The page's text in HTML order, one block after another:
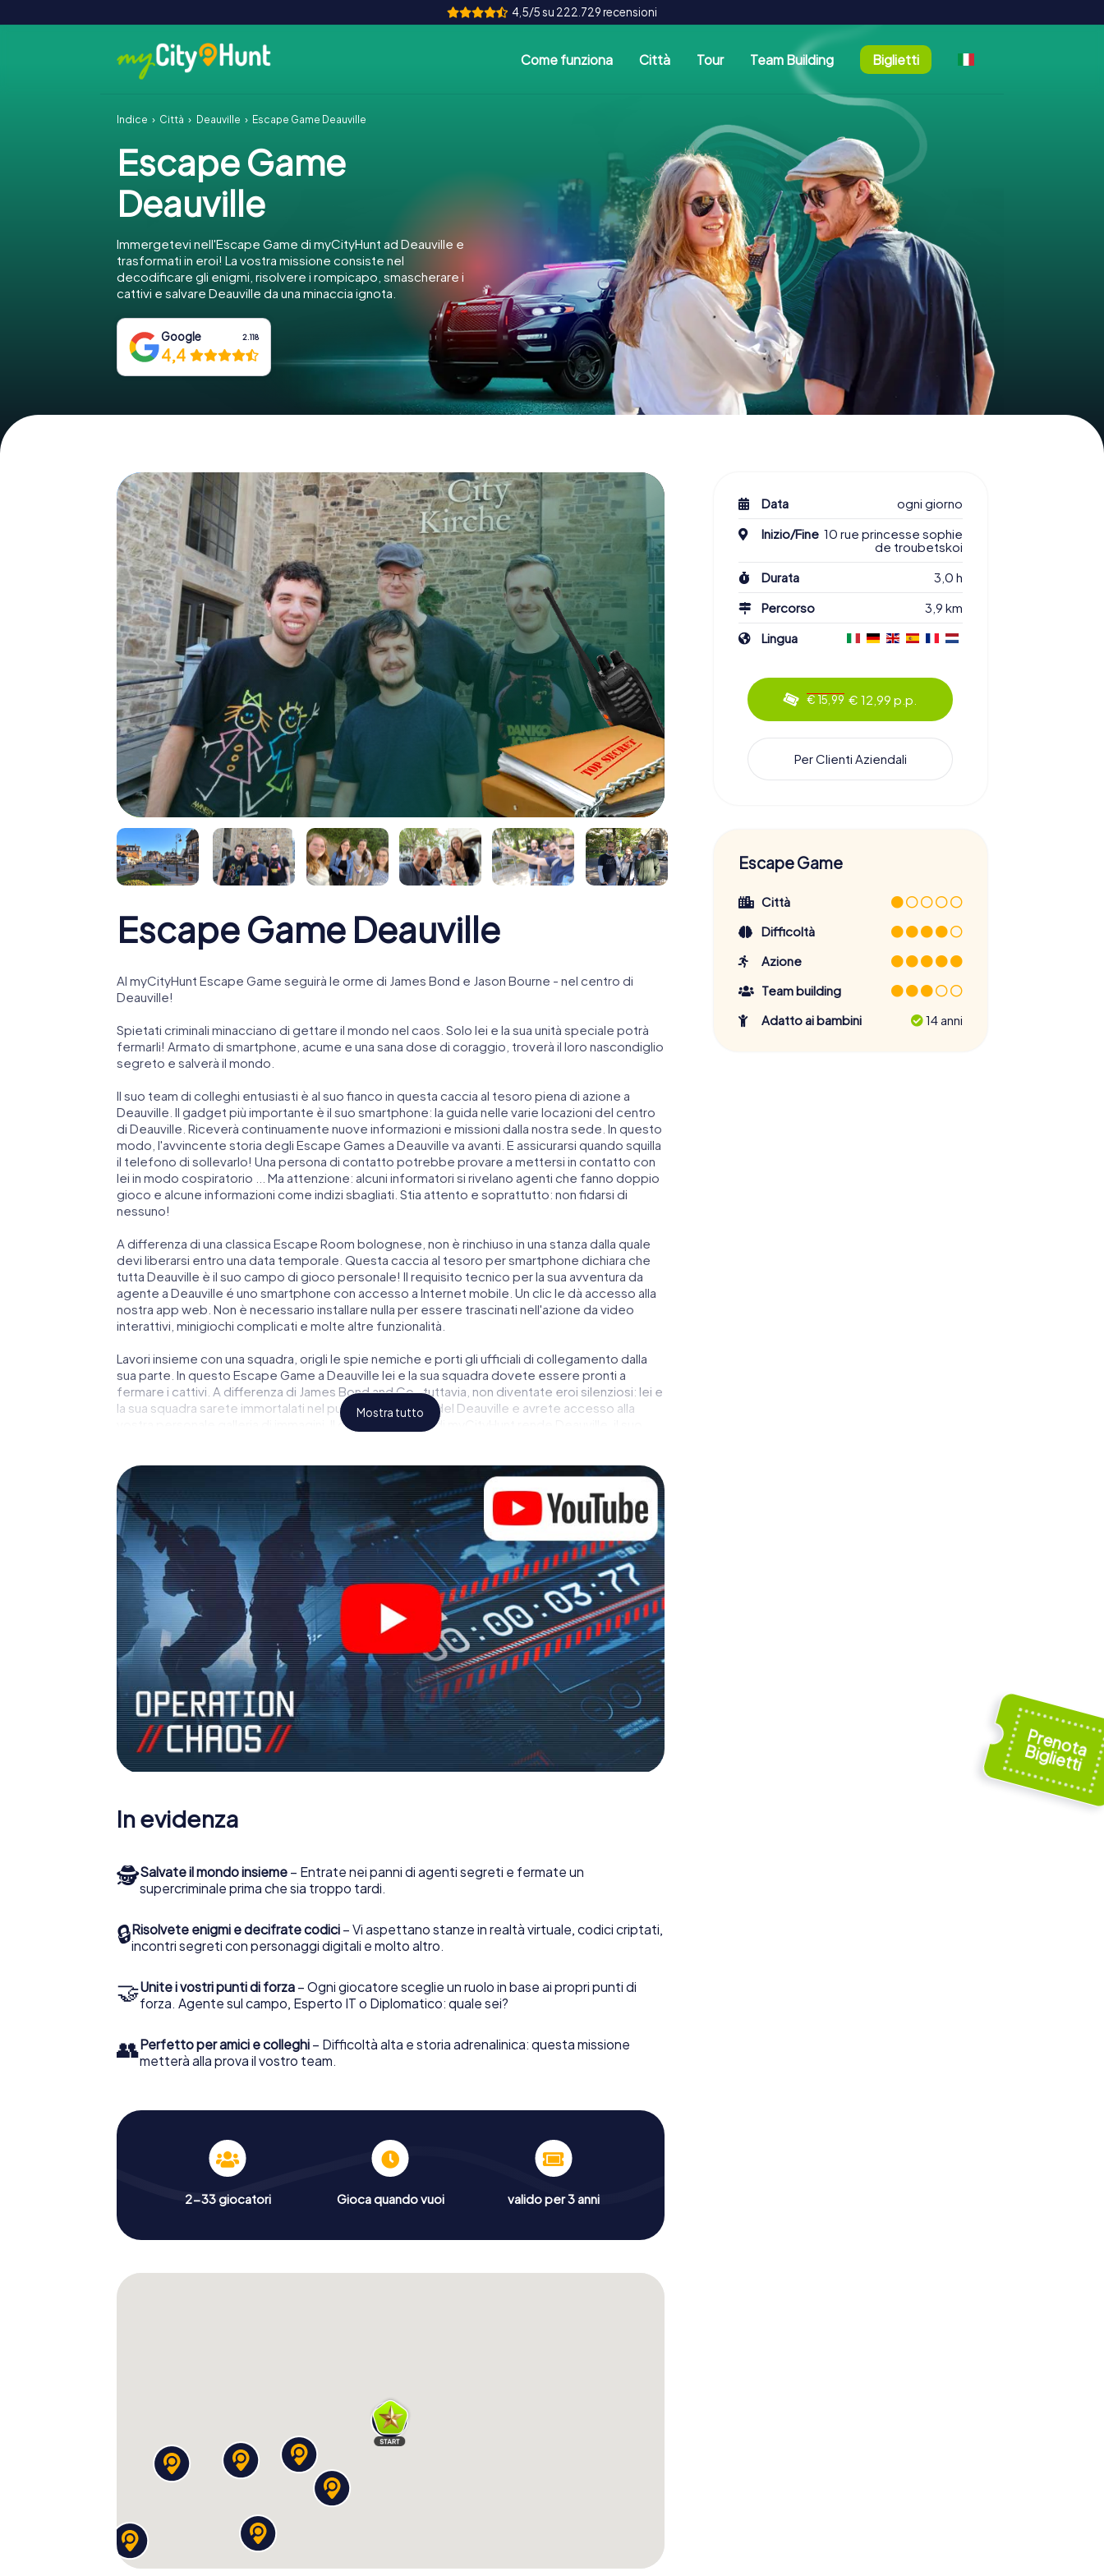
4,5/5 su 222.729 recensioni
Come funziona Città Tour Team Building Biglietti
Indice Città Deauville Escape Game Deauville
Escape Game
Deauville
Immergetevi nell'Escape Game di myCityHunt ad Deauville e
trasformati in eroi! La vostra missione consiste nel
decodificare gli enigmi, risolvere i rompicapo, smascherare i
cattivi e salvare Deauville da una minaccia ignota.
Google 2.118
4,4
Escape Game Deauville
Al myCityHunt Escape Game seguirà le orme di James Bond e Jason Bourne - nel centro di
Deauville!
Spietati criminali minacciano di gettare il mondo nel caos. Solo lei e la sua unità speciale potrà
fermarli! Armato di smartphone, acume e una sana dose di coraggio, troverà il loro nascondiglio
segreto e salverà il mondo.
Il suo team di colleghi entusiasti è al suo fianco in questa caccia al tesoro piena di azione a
Deauville. Il gadget più importante è il suo smartphone: la guida nelle varie locazioni del centro
di Deauville. Riceverà continuamente nuove informazioni e missioni dalla nostra sede. In questo
modo, l'avvincente storia degli Escape Games a Deauville va avanti. E assicurarsi quando squilla
il telefono di sollevarlo! Una persona di contatto potrebbe provare a mettersi in contatto con
lei in modo cospiratorio ... Ma attenzione: alcuni informatori si rivelano agenti che fanno doppio
gioco e alcune informazioni come indizi sbagliati. Stia attento e soprattutto: non fidarsi di
nessuno!
A differenza di una classica Escape Room bolognese, non è rinchiuso in una stanza dalla quale
devi liberarsi entro una data temporale. Questa caccia al tesoro per smartphone dichiara che
tutta Deauville è il suo campo di gioco personale! Il requisito tecnico per la sua avventura da
agente a Deauville é uno smartphone con accesso a Internet mobile. Un clic le dà accesso alla
nostra app web. Non è necessario installare nulla per essere trascinati nell'azione da video
interattivi, minigiochi complicati e molte altre funzionalità.
Lavori insieme con una squadra, origli le spie nemiche e porti gli ufficiali di collegamento dalla
sua parte. In questo Escape Game a Deauville lei e la sua squadra dovete essere pronti a
fermare i cattivi. A differenza di James Bond and Co., tuttavia, non diventate eroi silenziosi: lei e
la sua squadra sarete immortalati nel punteggio più alto del Deauville e avrete accesso alla
vostra personale galleria di immagini. Il gioco di Escape di myCityHunt rende Deauville, il suo
Mostra tutto
In evidenza
🕵Salvate il mondo insieme – Entrate nei panni di agenti segreti e fermate un
supercriminale prima che sia troppo tardi.
🔒Risolvete enigmi e decifrate codici – Vi aspettano stanze in realtà virtuale, codici criptati,
incontri segreti con personaggi digitali e molto altro.
🤝Unite i vostri punti di forza – Ogni giocatore sceglie un ruolo in base ai propri punti di
forza. Agente sul campo, Esperto IT o Diplomatico: quale sei?
👥Perfetto per amici e colleghi – Difficoltà alta e storia adrenalinica: questa missione
metterà alla prova il vostro team.
2-33 giocatori Gioca quando vuoi valido per 3 anni
Data
ogni giorno
Inizio/Fine 10 rue princesse sophie
de troubetskoi
Durata
3,0 h
Percorso
3,9 km
Lingua
€ 15,99 € 12,99 p.p.
Per Clienti Aziendali
Escape Game
Città
Difficoltà
Azione
Team building
Adatto ai bambini
14 anni